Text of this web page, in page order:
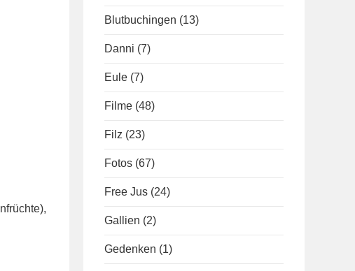
Blutbuchingen (13)
Danni (7)
Eule (7)
Filme (48)
Filz (23)
Fotos (67)
Free Jus (24)
Gallien (2)
Gedenken (1)